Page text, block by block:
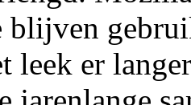
blijven
leek er